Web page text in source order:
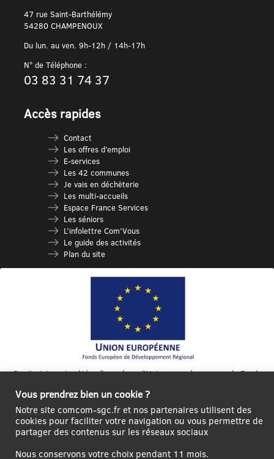
47 rue Saint-Barthélémy
54280 CHAMPENOUX
Du lun. au ven. 9h-12h / 14h-17h
N° de Téléphone :
03 83 31 74 37
Accès rapides
Contact
Les offres d’emploi
E-services
Les 42 communes
Je vais en déchèterie
Les multi-accueils
Espace France Services
Les séniors
L’infolettre Com’Vous
Le guide des activités
Plan du site
Ce site internet a été cofinancé par l’Union européenne avec le Fonds
connecter|Se
déconnecter
Créer un
compte
utilisateur
Contact
Plan
du
site
Mentions
légales
Vous prendrez bien un cookie ?
Notre site comcom-sgc.fr et nos partenaires utilisent des
cookies pour faciliter votre navigation ou vous permettre de
partager des contenus sur les réseaux sociaux
Nous conservons votre choix pendant 11 mois.